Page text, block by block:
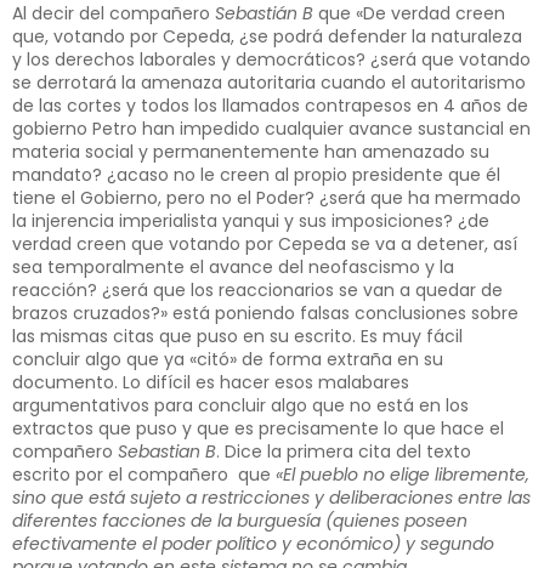
Al decir del compañero Sebastián B que «De verdad creen
que, votando por Cepeda, ¿se podrá defender la naturaleza
y los derechos laborales y democráticos? ¿será que votando
se derrotará la amenaza autoritaria cuando el autoritarismo
de las cortes y todos los llamados contrapesos en 4 años de
gobierno Petro han impedido cualquier avance sustancial en
materia social y permanentemente han amenazado su
mandato? ¿acaso no le creen al propio presidente que él
tiene el Gobierno, pero no el Poder? ¿será que ha mermado
la injerencia imperialista yanqui y sus imposiciones? ¿de
verdad creen que votando por Cepeda se va a detener, así
sea temporalmente el avance del neofascismo y la
reacción? ¿será que los reaccionarios se van a quedar de
brazos cruzados?» está poniendo falsas conclusiones sobre
las mismas citas que puso en su escrito. Es muy fácil
concluir algo que ya «citó» de forma extraña en su
documento. Lo difícil es hacer esos malabares
argumentativos para concluir algo que no está en los
extractos que puso y que es precisamente lo que hace el
compañero Sebastian B. Dice la primera cita del texto
escrito por el compañero que «El pueblo no elige libremente,
sino que está sujeto a restricciones y deliberaciones entre las
diferentes facciones de la burguesía (quienes poseen
efectivamente el poder político y económico) y segundo